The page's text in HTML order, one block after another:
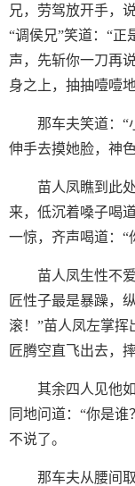
兄，劳驾放开手，
“调侯兄”笑道：“正
声，先斩你一刀再
身之上，抽抽噎噎地
那车夫笑道：“
伸手去摸她脸，神
苗人凤瞧到此
来，低沉着嗓子喝
一惊，齐声喝道：“
苗人凤生性不
匠性子最是暴躁，
滚！”苗人凤左掌
匠腾空直飞出去，
其余四人见他
同地问道：“你是谁
不说了。
那车夫从腰间